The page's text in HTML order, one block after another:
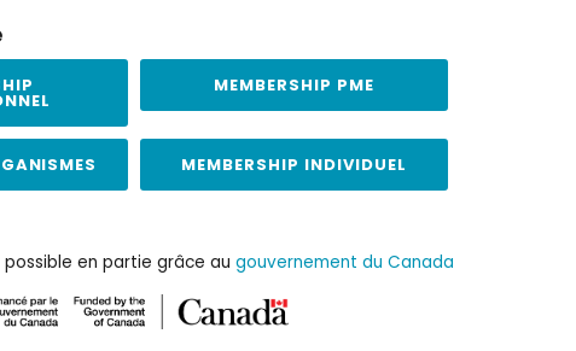
MEMBERSHIP PME
MEMBERSHIP INDIVIDUEL
en partie grâce augouvernement du Canada